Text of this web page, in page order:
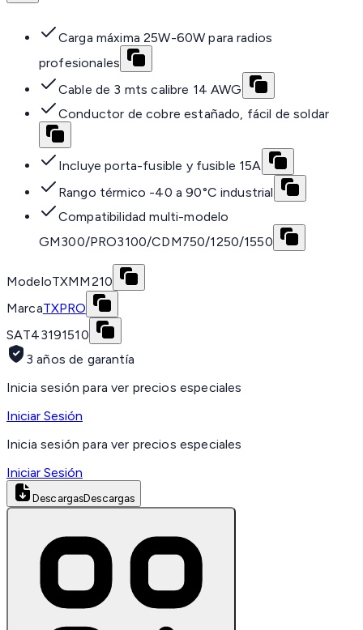
Carga máxima 25W-60W para radios
profesionales
Cable de 3 mts calibre 14 AWG
Conductor de cobre estañado, fácil de soldar
Incluye porta-fusible y fusible 15A
Rango térmico -40 a 90°C industrial
Compatibilidad multi-modelo
GM300/PRO3100/CDM750/1250/1550
ModeloTXMM210
MarcaTXPRO
SAT43191510
3 años de garantía
Inicia sesión para ver precios especiales
Iniciar Sesión
Inicia sesión para ver precios especiales
Iniciar Sesión
DescargasDescargas